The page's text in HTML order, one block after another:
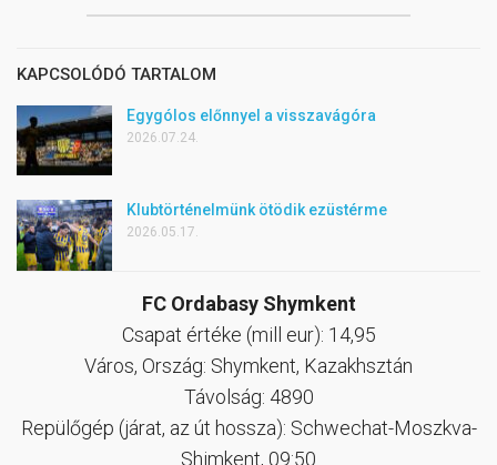
KAPCSOLÓDÓ TARTALOM
Egygólos előnnyel a visszavágóra
2026.07.24.
Klubtörténelmünk ötödik ezüstérme
2026.05.17.
FC Ordabasy Shymkent
Csapat értéke (mill eur): 14,95
Város, Ország: Shymkent, Kazakhsztán
Távolság: 4890
Repülőgép (járat, az út hossza): Schwechat-Moszkva-
Shimkent, 09:50